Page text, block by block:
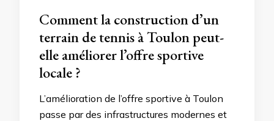
Comment la construction d’un
terrain de tennis à Toulon peut-
elle améliorer l’offre sportive
locale ?
L’amélioration de l’offre sportive à Toulon
passe par des infrastructures modernes et